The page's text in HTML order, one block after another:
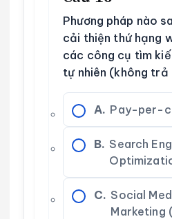
Phương pháp nào
cải thiện thứ hạng
các công cụ tìm
tự nhiên (không trả
A. Pay-per-
B. Search
C. Social
Marketing